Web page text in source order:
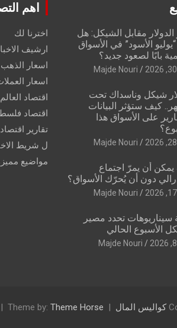
مقابل الشيكل: هل
الأسود” في الأسواق
بابًا لصعود جديد؟
Majde Nouri
شيكل وناسداك تحت
كيف ستؤثر البيانات
على الأسواق هذا
Majde Nouri
أن يمرّ اجتماع
دون أن يُحرّك الأسواق؟
Majde Nouri
سيناريوهات تحدد مصير
الأسبوع الحالي
Majde Nouri
اهم
اخترنا لك
ارشيف
اسعار الذهب
اسعار
اقتصاد العالم
اقتصاد
تقارير
ل شريط
مواضيع
كواليس المال Theme by: Theme Horse